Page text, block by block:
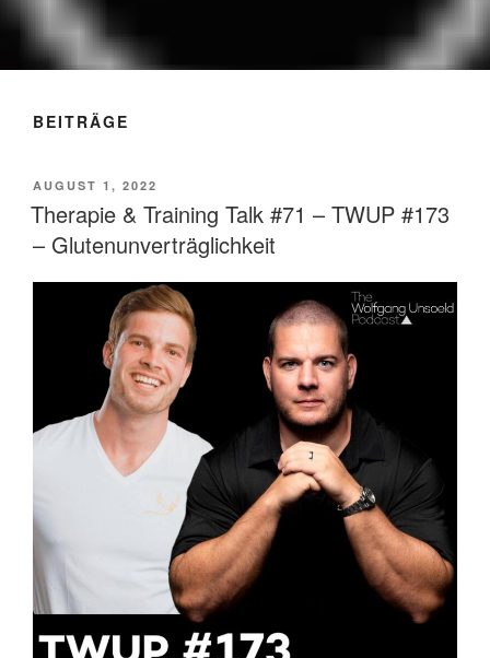
THE WOLFGANG UNSOELD
PODCAST
Training & Ernährung
BEITRÄGE
VERÖFFENTLICHT
AM
AUGUST 1, 2022
Therapie & Training Talk #71 – TWUP #173
– Glutenunverträglichkeit